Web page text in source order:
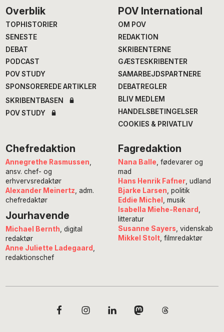
Footer
Overblik
TOPHISTORIER
SENESTE
DEBAT
PODCAST
POV STUDY
SPONSOREREDE ARTIKLER
SKRIBENTBASEN
POV STUDY
POV International
OM POV
REDAKTION
SKRIBENTERNE
GÆSTESKRIBENTER
SAMARBEJDSPARTNERE
DEBATREGLER
BLIV MEDLEM
HANDELSBETINGELSER
COOKIES & PRIVATLIV
Chefredaktion
Annegrethe Rasmussen
ansv. chef- og
erhvervsredaktør
Alexander Meinertz , adm.
chefredaktør
Jourhavende
Michael Bernth , digital
redaktør
Anne Juliette Ladegaard
redaktionschef
Fagredaktion
Nana Balle , fødevarer og
mad
Hans Henrik Fafner, udland
Bjarke Larsen , politik
Eddie Michel
, musik
Isabella Miehe-Renard
litteratur
Susanne Sayers , videnskab
Mikkel Stolt, filmredaktør